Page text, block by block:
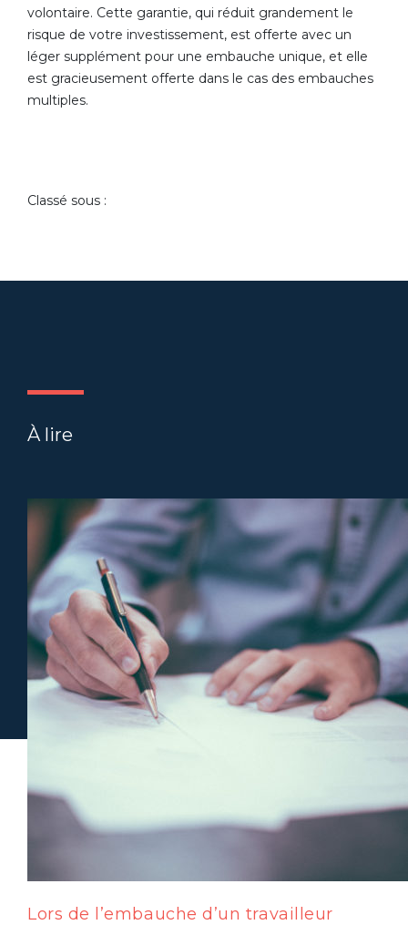
volontaire. Cette garantie, qui réduit grandement le
risque de votre investissement, est offerte avec un
léger supplément pour une embauche unique, et elle
est gracieusement offerte dans le cas des embauches
multiples.
Classé sous :
À lire
Lors de l’embauche d’un travailleur